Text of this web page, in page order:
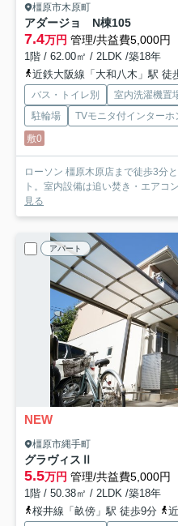
橿原市木原町
アダージョ N棟105
7.4万円 管理/共益費5,000円
1階 / 62.00㎡ / 2LDK /築18年
近鉄大阪線「大和八木」駅 徒
バス・トイレ別 室内洗濯機置
駐輪場
TVモニタ付インターホ
敷0
ローソン 橿原木原店まで徒歩3分
ト。室内設備は追い焚き・エアコ
見る
アパート
NEW
橿原市縄手町
グラヴィスⅡ
5.5万円 管理/共益費5,000円
1階 / 50.38㎡ / 2LDK /築18年
桜井線「畝傍」駅 徒歩9分